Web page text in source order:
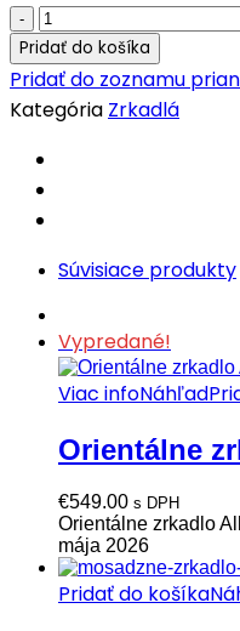
Marocké
zrkadlo
Tachratat
02
Pridať do košíka
Pridať do zoznamu
Kategória Zrkadlá
Súvisiace produkty
Vypredané!
Viac infoNáhľad
Orientálne
€549.00 s DPH
Orientálne zrkadlo
mája 2026
Pridať do košíka